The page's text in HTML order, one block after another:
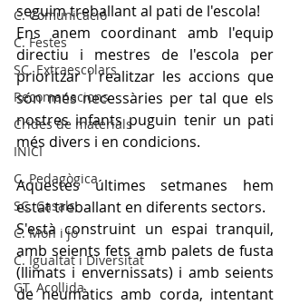
C. Comunicació
C. Festes
SC. Extraescolars
Recomanacions
Crides de materials
INICI
C. Pedagògica
SC. Casals
C. Mon i jo
C. Igualtat i Diversitat
GT. Acollida
seguim treballant al pati de l'escola!
Ens anem coordinant amb l'equip
directiu i mestres de l'escola per
prioritzar i realitzar les accions que
són més necessàries per tal que els
nostres infants puguin tenir un pati
més divers i en condicions.
Aquestes últimes setmanes hem
estat treballant en diferents sectors.
S'està construint un espai tranquil,
amb seients fets amb palets de fusta
(llimats i envernissats) i amb seients
de neumàtics amb corda, intentant